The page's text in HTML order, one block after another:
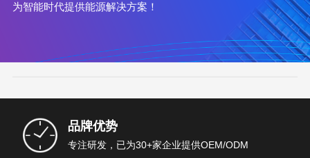
为智能时代提供能源解决方案！
品牌优势
专注研发，已为30+家企业提供OEM/ODM